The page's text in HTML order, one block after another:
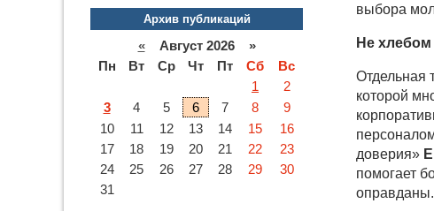
Архив публикаций
«Август 2026 »
Пн
Вт Ср Чт Пт Сб
Вс
1
2
3
4 5 6 7 8
9
10
11 12 13 14 15
16
17
18 19 20 21 22
23
24
25 26 27 28 29
30
31
выбора
Не
Отдельная
которой
доверия»
помогает